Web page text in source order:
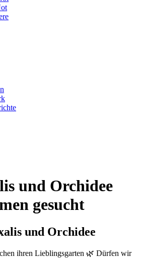
und Orchidee
gesucht
und Orchidee
ihren Lieblingsgarten 🌿 Dürfen wir